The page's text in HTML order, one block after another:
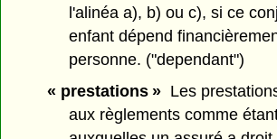
l'alinéa a), b) ou c), si ce
enfant dépend
personne. ("dependant")
« prestations »Les
aux règlements comme